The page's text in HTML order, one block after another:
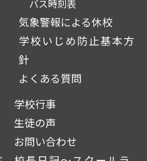
バス時刻表
気象警報による休校
学校いじめ防止基本方
針
よくある質問
学校行事
生徒の声
お問い合わせ